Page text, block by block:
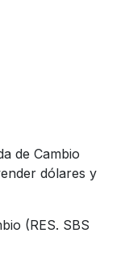
de Cambio
dólares y
(RES. SBS